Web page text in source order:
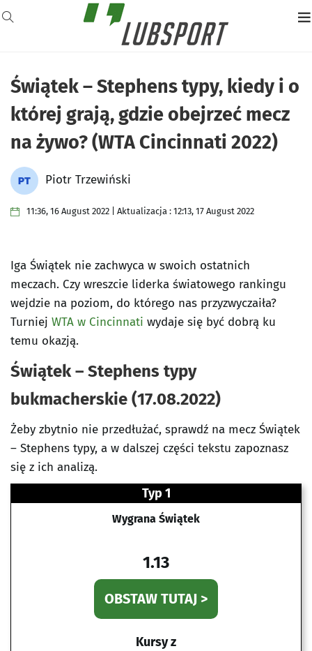
Świątek – Stephens typy, kiedy i o
której grają, gdzie obejrzeć mecz
na żywo? (WTA Cincinnati 2022)
Piotr Trzewiński
11:36, 16 August 2022 | Aktualizacja : 12:13, 17 August 2022
Iga Świątek nie zachwyca w swoich ostatnich
meczach. Czy wreszcie liderka światowego rankingu
wejdzie na poziom, do którego nas przyzwyczaiła?
Turniej WTA w Cincinnati wydaje się być dobrą ku
temu okazją.
Świątek – Stephens typy
bukmacherskie (17.08.2022)
Żeby zbytnio nie przedłużać, sprawdź na mecz Świątek
– Stephens typy, a w dalszej części tekstu zapoznasz
się z ich analizą.
Typ 1
Wygrana Świątek
1.13
OBSTAW TUTAJ >
Kursy z